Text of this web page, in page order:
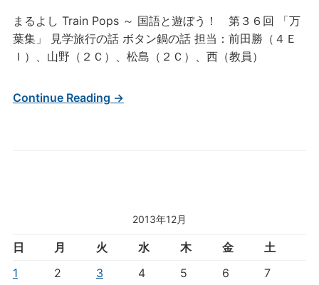
2013年12月
日 月 火 水 木 金
土
1
2 3 4 5 6
7
まるよし Train Pops ～ 国語と遊ぼう！ 第３６回 「万
葉集」 見学旅行の話 ボタン鍋の話 担当：前田勝（４Ｅ
Ｉ）、山野（２Ｃ）、松島（２Ｃ）、西（教員）
Continue Reading →